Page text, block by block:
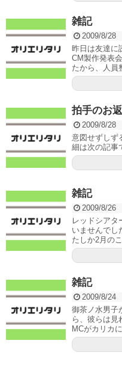
雑記
2009/8/28
昨日は友達に
CM製作発表
たから、人員
拍手のお
2009/8/28
意図せずしず
細は次の記事
雑記
2009/8/26
レッドシアタ
いませんでし
たしか2月の
雑記
2009/8/24
御茶ノ水男子
ら、彼らは
MCがカリカ